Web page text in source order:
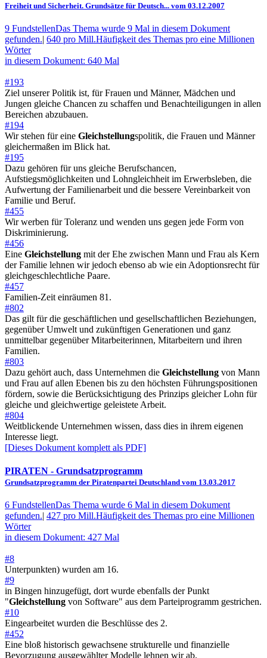
Freiheit und Sicherheit. Grundsätze für Deutsch... vom 03.12.2007
9 FundstellenDas Thema wurde 9 Mal in diesem Dokument
gefunden.| 640 pro Mill.Häufigkeit des Themas pro eine Millionen
Wörter
in diesem Dokument: 640 Mal
#193
Ziel unserer Politik ist, für Frauen und Männer, Mädchen und
Jungen gleiche Chancen zu schaffen und Benachteiligungen in allen
Bereichen abzubauen.
#194
Wir stehen für eine Gleichstellungspolitik, die Frauen und Männer
gleichermaßen im Blick hat.
#195
Dazu gehören für uns gleiche Berufschancen,
Aufstiegsmöglichkeiten und Lohngleichheit im Erwerbsleben, die
Aufwertung der Familienarbeit und die bessere Vereinbarkeit von
Familie und Beruf.
#455
Wir werben für Toleranz und wenden uns gegen jede Form von
Diskriminierung.
#456
Eine Gleichstellung mit der Ehe zwischen Mann und Frau als Kern
der Familie lehnen wir jedoch ebenso ab wie ein Adoptionsrecht für
gleichgeschlechtliche Paare.
#457
Familien-Zeit einräumen 81.
#802
Das gilt für die geschäftlichen und gesellschaftlichen Beziehungen,
gegenüber Umwelt und zukünftigen Generationen und ganz
unmittelbar gegenüber Mitarbeiterinnen, Mitarbeitern und ihren
Familien.
#803
Dazu gehört auch, dass Unternehmen die Gleichstellung von Mann
und Frau auf allen Ebenen bis zu den höchsten Führungspositionen
fördern, sowie die Berücksichtigung des Prinzips gleicher Lohn für
gleiche und gleichwertige geleistete Arbeit.
#804
Weitblickende Unternehmen wissen, dass dies in ihrem eigenen
Interesse liegt.
[Dieses Dokument komplett als PDF]
PIRATEN - Grundsatzprogramm
Grundsatzprogramm der Piratenpartei Deutschland vom 13.03.2017
6 FundstellenDas Thema wurde 6 Mal in diesem Dokument
gefunden.| 427 pro Mill.Häufigkeit des Themas pro eine Millionen
Wörter
in diesem Dokument: 427 Mal
#8
Unterpunkten) wurden am 16.
#9
in Bingen hinzugefügt, dort wurde ebenfalls der Punkt
"Gleichstellung von Software" aus dem Parteiprogramm gestrichen.
#10
Eingearbeitet wurden die Beschlüsse des 2.
#452
Eine bloß historisch gewachsene strukturelle und finanzielle
Bevorzugung ausgewählter Modelle lehnen wir ab.